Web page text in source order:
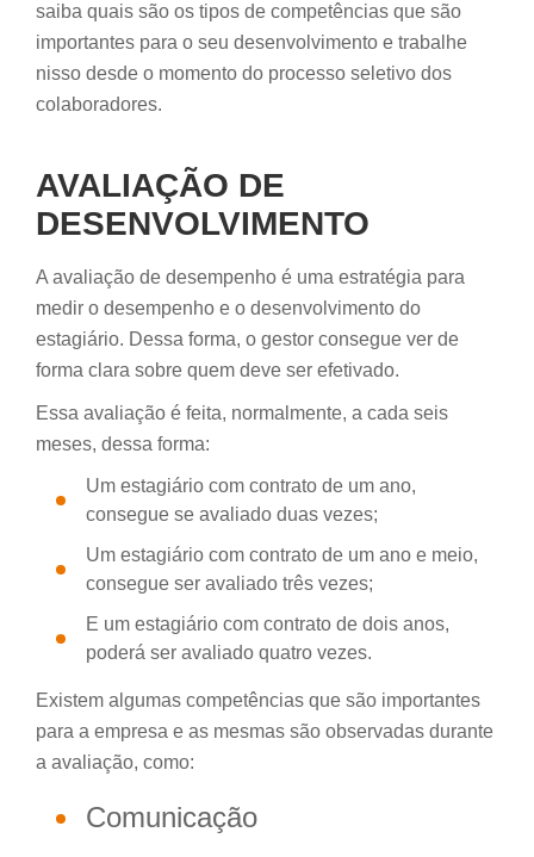
saiba quais são os tipos de competências que são
importantes para o seu desenvolvimento e trabalhe
nisso desde o momento do processo seletivo dos
colaboradores.
AVALIAÇÃO DE
DESENVOLVIMENTO
A avaliação de desempenho é uma estratégia para
medir o desempenho e o desenvolvimento do
estagiário. Dessa forma, o gestor consegue ver de
forma clara sobre quem deve ser efetivado.
Essa avaliação é feita, normalmente, a cada seis
meses, dessa forma:
Um estagiário com contrato de um ano,
consegue se avaliado duas vezes;
Um estagiário com contrato de um ano e meio,
consegue ser avaliado três vezes;
E um estagiário com contrato de dois anos,
poderá ser avaliado quatro vezes.
Existem algumas competências que são importantes
para a empresa e as mesmas são observadas durante
a avaliação, como:
Comunicação